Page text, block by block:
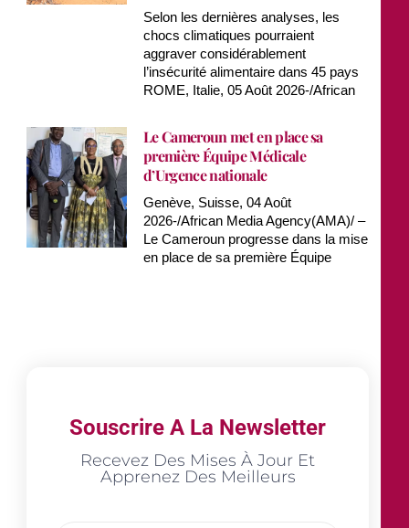
Selon les dernières analyses, les
chocs climatiques pourraient
aggraver considérablement
l’insécurité alimentaire dans 45 pays
ROME, Italie, 05 Août 2026-/African
Le Cameroun met en place sa
première Équipe Médicale
d’Urgence nationale
Genève, Suisse, 04 Août
2026-/African Media Agency(AMA)/ –
Le Cameroun progresse dans la mise
en place de sa première Équipe
Souscrire A La Newsletter
Recevez Des Mises À Jour Et
Apprenez Des Meilleurs